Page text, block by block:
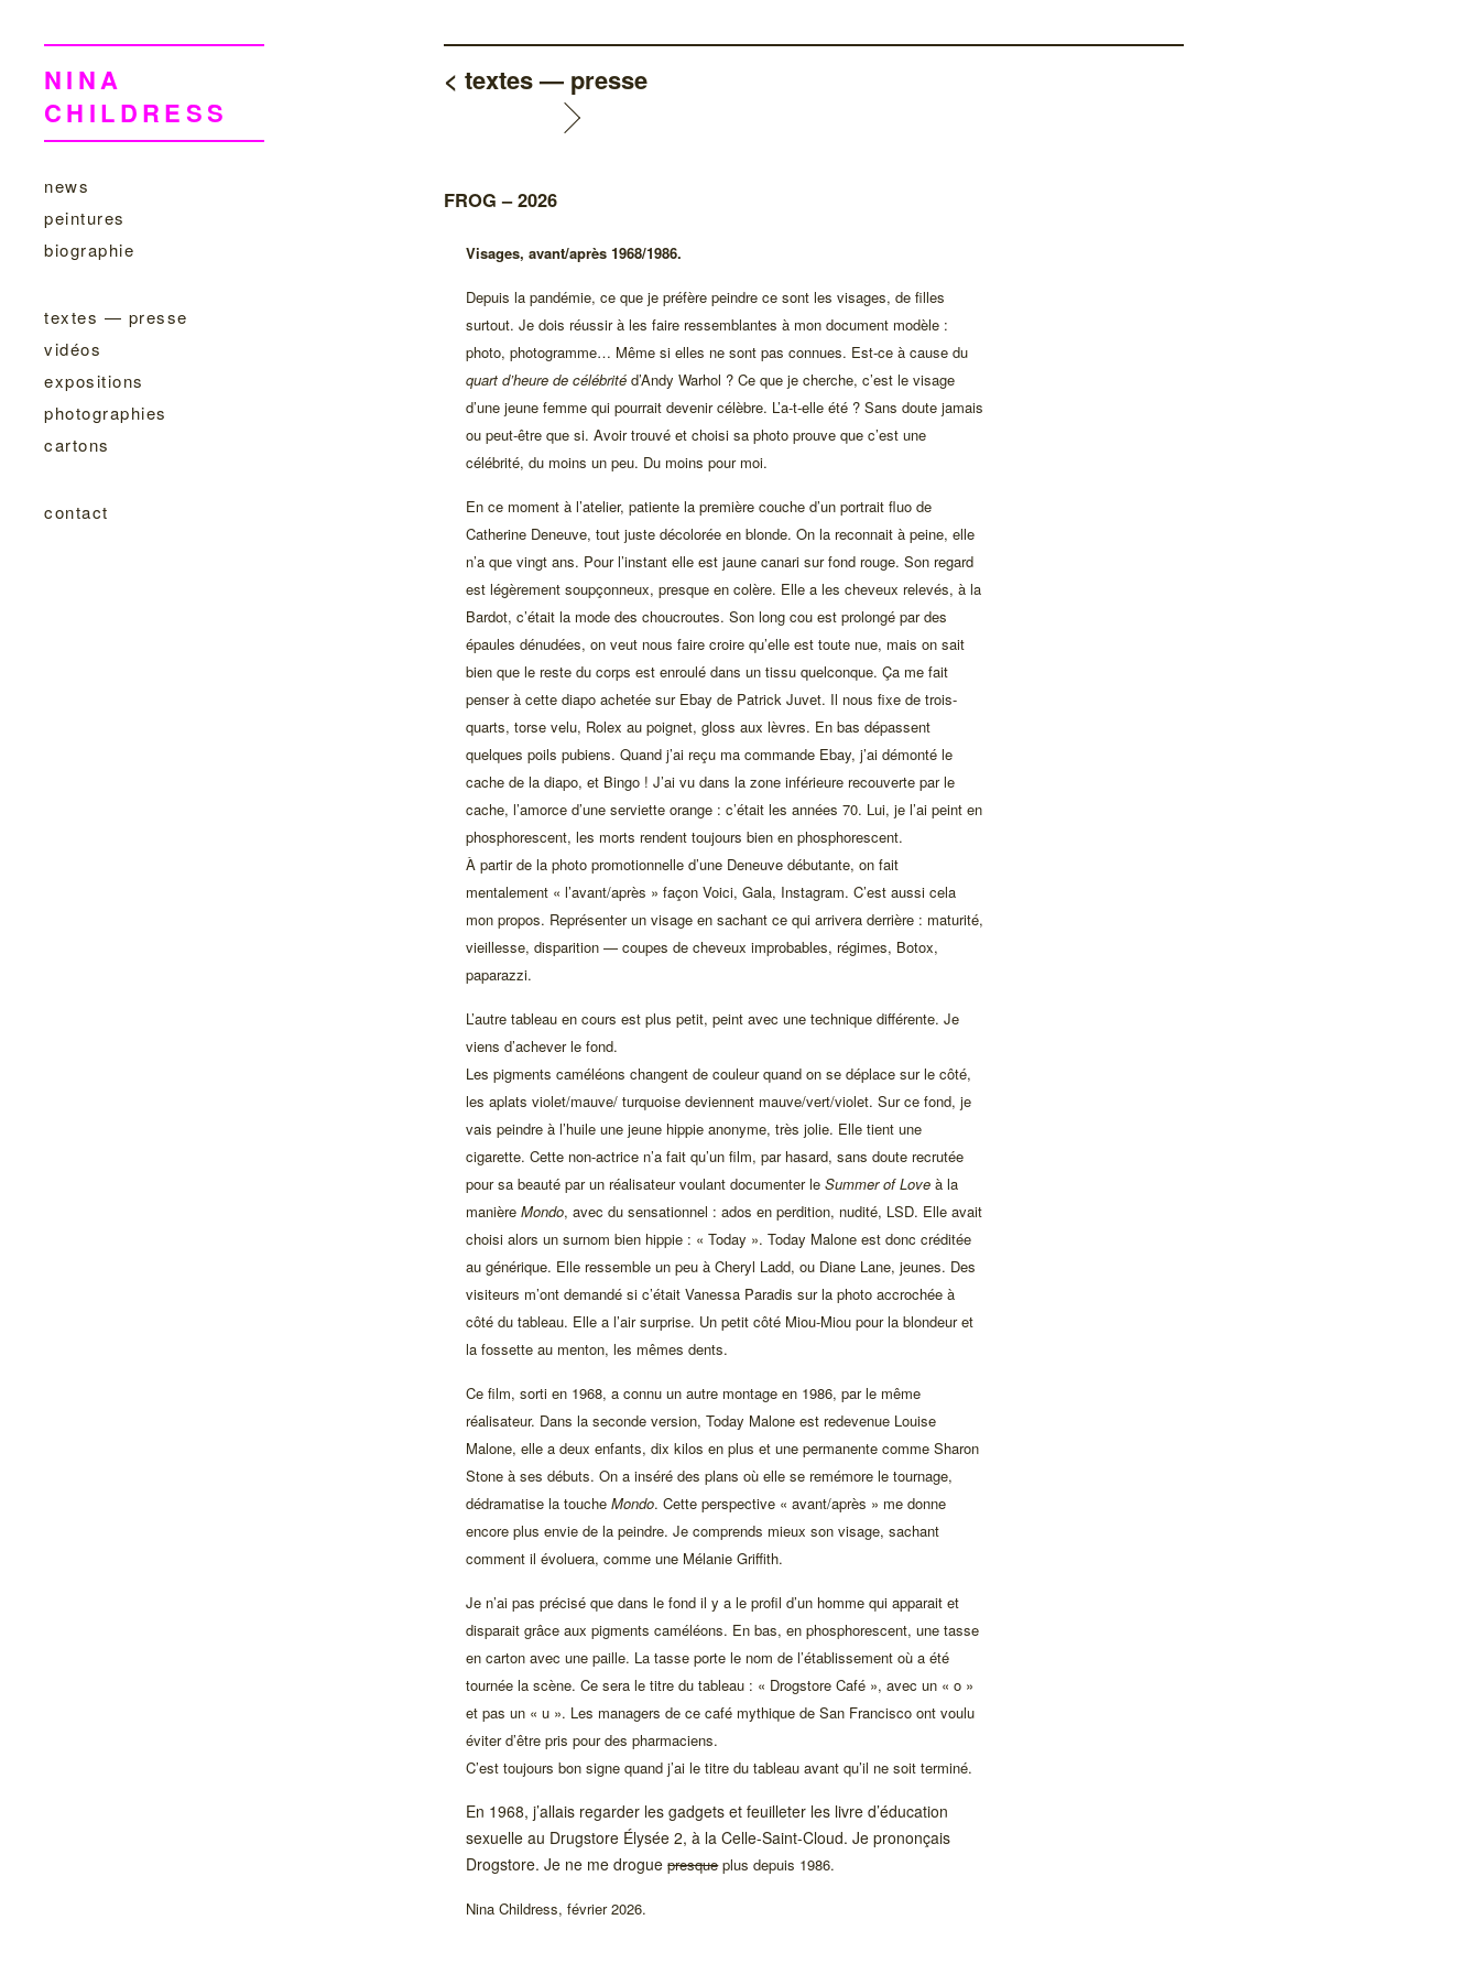
NINA
CHILDRESS
news
peintures
biographie
textes — presse
vidéos
expositions
photographies
cartons
contact
< textes — presse
FROG – 2026
Visages, avant/après 1968/1986.
Depuis la pandémie, ce que je préfère peindre ce sont les visages, de filles
surtout. Je dois réussir à les faire ressemblantes à mon document modèle :
photo, photogramme… Même si elles ne sont pas connues. Est-ce à cause du
quart d’heure de célébrité d’Andy Warhol ? Ce que je cherche, c’est le visage
d’une jeune femme qui pourrait devenir célèbre. L’a-t-elle été ? Sans doute jamais
ou peut-être que si. Avoir trouvé et choisi sa photo prouve que c’est une
célébrité, du moins un peu. Du moins pour moi.
En ce moment à l’atelier, patiente la première couche d’un portrait fluo de
Catherine Deneuve, tout juste décolorée en blonde. On la reconnait à peine, elle
n’a que vingt ans. Pour l’instant elle est jaune canari sur fond rouge. Son regard
est légèrement soupçonneux, presque en colère. Elle a les cheveux relevés, à la
Bardot, c’était la mode des choucroutes. Son long cou est prolongé par des
épaules dénudées, on veut nous faire croire qu’elle est toute nue, mais on sait
bien que le reste du corps est enroulé dans un tissu quelconque. Ça me fait
penser à cette diapo achetée sur Ebay de Patrick Juvet. Il nous fixe de trois-
quarts, torse velu, Rolex au poignet, gloss aux lèvres. En bas dépassent
quelques poils pubiens. Quand j’ai reçu ma commande Ebay, j’ai démonté le
cache de la diapo, et Bingo ! J’ai vu dans la zone inférieure recouverte par le
cache, l’amorce d’une serviette orange : c’était les années 70. Lui, je l’ai peint en
phosphorescent, les morts rendent toujours bien en phosphorescent.
À partir de la photo promotionnelle d’une Deneuve débutante, on fait
mentalement « l’avant/après » façon Voici, Gala, Instagram. C’est aussi cela
mon propos. Représenter un visage en sachant ce qui arrivera derrière : maturité,
vieillesse, disparition — coupes de cheveux improbables, régimes, Botox,
paparazzi.
L’autre tableau en cours est plus petit, peint avec une technique différente. Je
viens d’achever le fond.
Les pigments caméléons changent de couleur quand on se déplace sur le côté,
les aplats violet/mauve/ turquoise deviennent mauve/vert/violet. Sur ce fond, je
vais peindre à l’huile une jeune hippie anonyme, très jolie. Elle tient une
cigarette. Cette non-actrice n’a fait qu’un film, par hasard, sans doute recrutée
pour sa beauté par un réalisateur voulant documenter leSummer of Love à la
manièreMondo, avec du sensationnel : ados en perdition, nudité, LSD. Elle avait
choisi alors un surnom bien hippie : « Today ». Today Malone est donc créditée
au générique. Elle ressemble un peu à Cheryl Ladd, ou Diane Lane, jeunes. Des
visiteurs m’ont demandé si c’était Vanessa Paradis sur la photo accrochée à
côté du tableau. Elle a l’air surprise. Un petit côté Miou-Miou pour la blondeur et
la fossette au menton, les mêmes dents.
Ce film, sorti en 1968, a connu un autre montage en 1986, par le même
réalisateur. Dans la seconde version, Today Malone est redevenue Louise
Malone, elle a deux enfants, dix kilos en plus et une permanente comme Sharon
Stone à ses débuts. On a inséré des plans où elle se remémore le tournage,
dédramatise la toucheMondo. Cette perspective « avant/après » me donne
encore plus envie de la peindre. Je comprends mieux son visage, sachant
comment il évoluera, comme une Mélanie Griffith.
Je n’ai pas précisé que dans le fond il y a le profil d’un homme qui apparait et
disparait grâce aux pigments caméléons. En bas, en phosphorescent, une tasse
en carton avec une paille. La tasse porte le nom de l’établissement où a été
tournée la scène. Ce sera le titre du tableau : « Drogstore Café », avec un « o »
et pas un « u ». Les managers de ce café mythique de San Francisco ont voulu
éviter d’être pris pour des pharmaciens.
C’est toujours bon signe quand j’ai le titre du tableau avant qu’il ne soit terminé.
En 1968, j’allais regarder les gadgets et feuilleter les livre d’éducation
sexuelle au Drugstore Élysée 2, à la Celle-Saint-Cloud. Je prononçais
Drogstore. Je ne me droguepresqueplus depuis 1986.
Nina Childress, février 2026.